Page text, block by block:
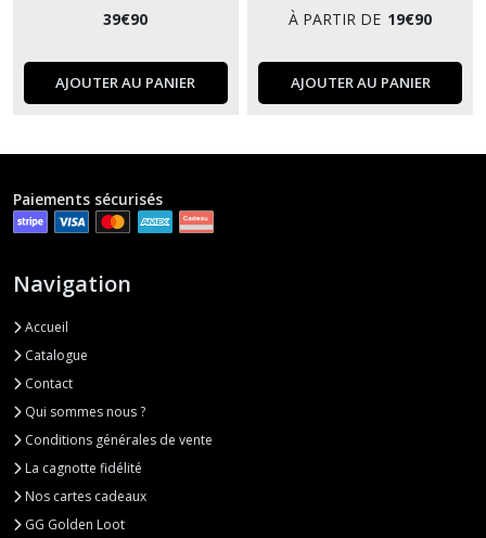
39€90
AJOUTER AU PANIER
À PARTIR DE 19€90
AJOUTER AU PANIER
Paiements sécurisés
Navigation
Accueil
Catalogue
Contact
Qui sommes nous ?
Conditions générales de vente
La cagnotte fidélité
Nos cartes cadeaux
GG Golden Loot